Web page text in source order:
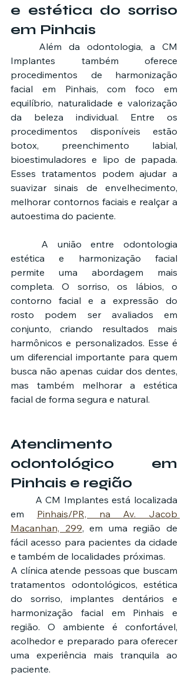
e estética do sorriso
em Pinhais
Implantes também oferece
procedimentos de harmonização
facial em Pinhais, com foco em
equilíbrio, naturalidade e valorização
da beleza individual. Entre os
procedimentos disponíveis estão
botox, preenchimento labial,
bioestimuladores e lipo de papada.
Esses tratamentos podem ajudar a
suavizar sinais de envelhecimento,
melhorar contornos faciais e realçar a
autoestima do paciente.
estética e harmonização facial
permite uma abordagem mais
completa. O sorriso, os lábios, o
contorno facial e a expressão do
rosto podem ser avaliados em
conjunto, criando resultados mais
harmônicos e personalizados. Esse é
um diferencial importante para quem
busca não apenas cuidar dos dentes,
mas também melhorar a estética
facial de forma segura e natural.
Atendimento
odontológico em
Pinhais e região
em Pinhais/PR, na Av. Jacob
Macanhan, 299, em uma região de
fácil acesso para pacientes da cidade
e também de localidades próximas.
A clínica atende pessoas que buscam
tratamentos odontológicos, estética
do sorriso, implantes dentários e
harmonização facial em Pinhais e
região. O ambiente é confortável,
acolhedor e preparado para oferecer
uma experiência mais tranquila ao
paciente.